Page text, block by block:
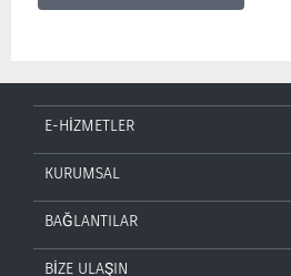
E-HİZMETLER
KURUMSAL
BAĞLANTILAR
BİZE ULAŞIN